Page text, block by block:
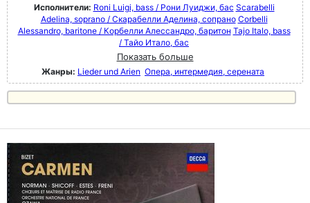
Исполнители: Roni Luigi, bass / Рони Луиджи, бас Scarabelli
Adelina, soprano / Скарабелли Аделина, сопрано Corbelli
Alessandro, baritone / Корбелли Алессандро, баритон Tajo Italo, bass
/ Тайо Итало, бас
Показать больше
Жанры: Lieder und Arien Опера, интермедия, серената